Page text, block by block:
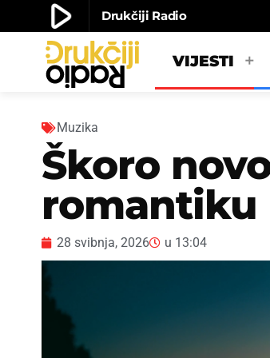
play_arrow Drukčiji Radio
play_arrow Drukčiji radioVIJESTI
Muzika
Škoro
romantiku
28 svibnja, 2026 u 13:04